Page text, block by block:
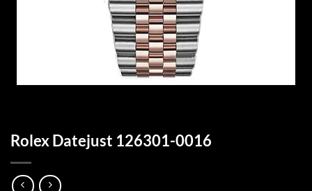
Rolex Datejust 126301-0016